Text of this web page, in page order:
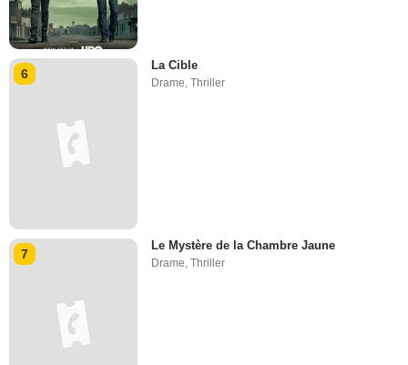
6
La Cible
Drame ,Thriller
7
Le Mystère de la Chambre Jaune
Drame,Thriller